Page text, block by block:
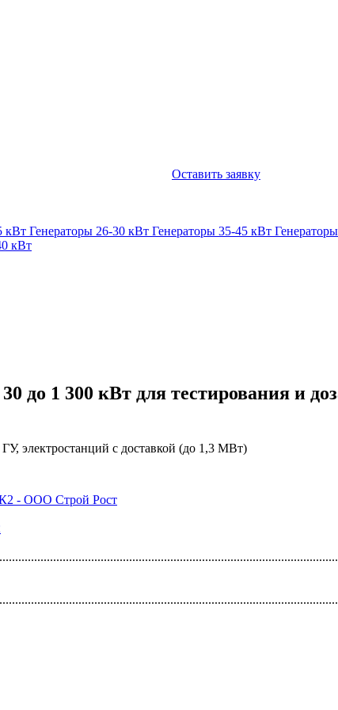
Оставить заявку
кВт Генераторы 26-30 кВт Генераторы 35-45 кВт
кВт
до 1 300 кВт для тестирования и
электростанций с доставкой (до 1,3 МВт)